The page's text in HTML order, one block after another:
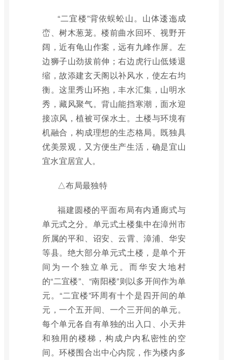
“二宜楼”背依蜈蚣山。山体逶迤成
峦、树木葱茏。楼前曲水回环、视野开
阔，近有龟山作案，远有九峰作屏。左
边狮子山劲拔前伸；右边虎行山低矮退
缩，故添建玄天阁以补风水，使左右均
衡。这里秀山环抱，丰水汇集，山明水
秀，藏风聚气。背山能挡寒潮，面水迎
接凉风，植被可保水土。土楼与环境有
机融合，构成理想的生态格局。既独具
优美景观，又方便生产生活，确是宜山
宜水宜居宜人。
△布局最独特
福建圆楼的平面布局有内通廊式与
单元式之分。单元式土楼集中在漳州市
所属的平和、诏安、云霄、漳浦、华安
等县。绝大部分单元式土楼，是单个开
间为一个独立单元。而华安大地村
的“二宜楼”、“南阳楼”则以多开间作为单
元。“二宜楼”环周有十个是四开间的单
元，一个五开间、一个三开间的单元。
每个单元各自有单独的出入口、小天井
和独用的楼梯，构成户内私密性的空
间。环楼围合出中心内院，作为楼内多